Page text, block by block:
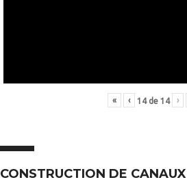
« ‹ 14de 14 ›
CONSTRUCTION DE CANAUX